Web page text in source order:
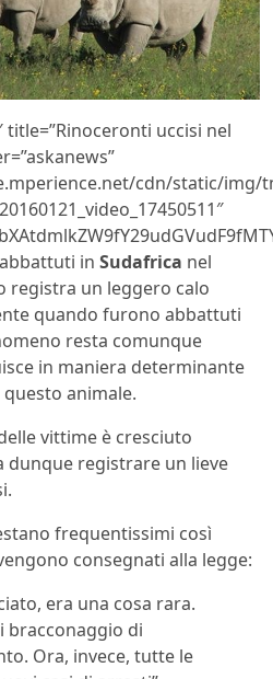
title=”Rinoceronti uccisi nel
cdn/static/img/
abbattuti in Sudafrica nel
registra un leggero calo
quando furono abbattuti
resta comunque
in maniera determinante
animale.
vittime è cresciuto
dunque registrare un lieve
frequentissimi così
consegnati alla legge:
era una cosa rara.
bracconaggio di
Ora, invece, tutte le